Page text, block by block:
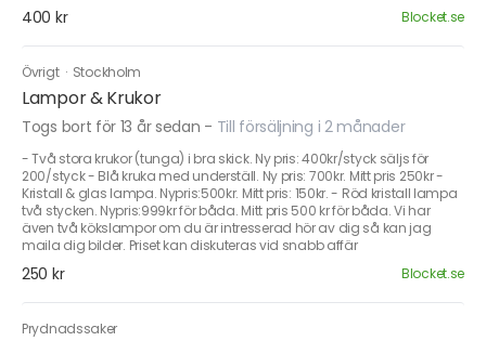
400 kr Blocket.se
Övrigt · Stockholm
Lampor & Krukor
Togs bort för 13 år sedan - Till försäljning i 2 månader
- Två stora krukor (tunga) i bra skick. Ny pris: 400kr/styck säljs för
200/styck - Blå kruka med underställ. Ny pris: 700kr. Mitt pris 250kr -
Kristall & glas lampa. Nypris:500kr. Mitt pris: 150kr. - Röd kristall lampa
två stycken. Nypris:999kr för båda. Mitt pris 500 kr för båda. Vi har
även två kökslampor om du är intresserad hör av dig så kan jag
maila dig bilder. Priset kan diskuteras vid snabb affär
250 kr Blocket.se
Prydnadssaker